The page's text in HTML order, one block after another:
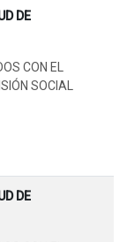
DE
CON EL
SOCIAL
DE